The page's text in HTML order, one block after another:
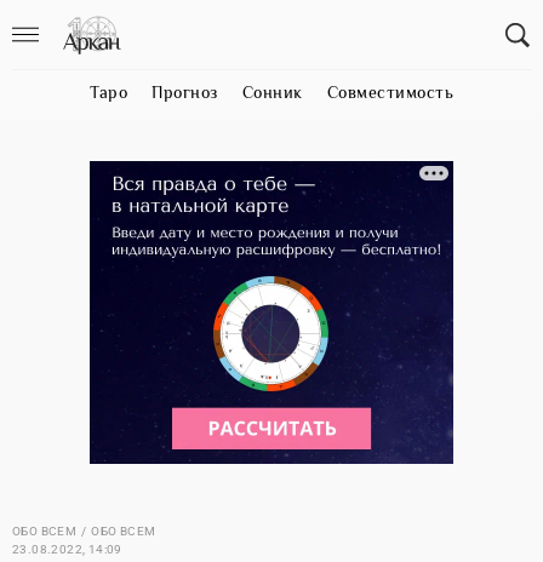
Таро Прогноз Сонник Совместимость
ОБО ВСЕМ
ОБО ВСЕМ
23.08.2022, 14:09